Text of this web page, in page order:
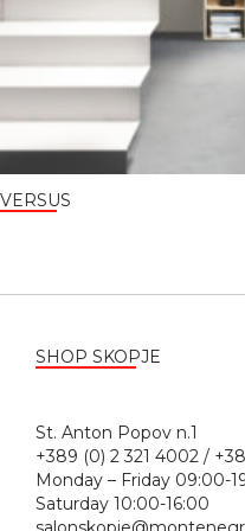
VERSUS
SHOP SKOPJE
St. Anton
+389 (0) 2 321 4002 /
Monday – Friday 09:00-
Saturday 10:00-16:00